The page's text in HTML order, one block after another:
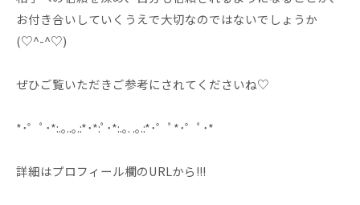
お付き合いしていくうえで大切なのではないでしょうか
(♡^-^♡)
ぜひご覧いただきご参考にされてくださいね♡
*･゜ﾟ･*:.｡..｡.:*･*:ﾟ･*:.｡. .｡.:*･゜ﾟ*･゜ﾟ･*
詳細はプロフィール欄のURLから!!!